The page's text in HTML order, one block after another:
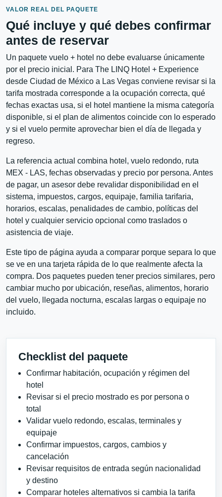
VALOR REAL DEL PAQUETE
Qué incluye y qué debes confirmar
antes de reservar
Un paquete vuelo + hotel no debe evaluarse únicamente
por el precio inicial. Para The LINQ Hotel + Experience
desde Ciudad de México a Las Vegas conviene revisar si la
tarifa mostrada corresponde a la ocupación correcta, qué
fechas exactas usa, si el hotel mantiene la misma categoría
disponible, si el plan de alimentos coincide con lo esperado
y si el vuelo permite aprovechar bien el día de llegada y
regreso.
La referencia actual combina hotel, vuelo redondo, ruta
MEX - LAS, fechas observadas y precio por persona. Antes
de pagar, un asesor debe revalidar disponibilidad en el
sistema, impuestos, cargos, equipaje, familia tarifaria,
horarios, escalas, penalidades de cambio, políticas del
hotel y cualquier servicio opcional como traslados o
asistencia de viaje.
Este tipo de página ayuda a comparar porque separa lo que
se ve en una tarjeta rápida de lo que realmente afecta la
compra. Dos paquetes pueden tener precios similares, pero
cambiar mucho por ubicación, reseñas, alimentos, horario
del vuelo, llegada nocturna, escalas largas o equipaje no
incluido.
Checklist del paquete
Confirmar habitación, ocupación y régimen del
hotel
Revisar si el precio mostrado es por persona o
total
Validar vuelo redondo, escalas, terminales y
equipaje
Confirmar impuestos, cargos, cambios y
cancelación
Revisar requisitos de entrada según nacionalidad
y destino
Comparar hoteles alternativos si cambia la tarifa